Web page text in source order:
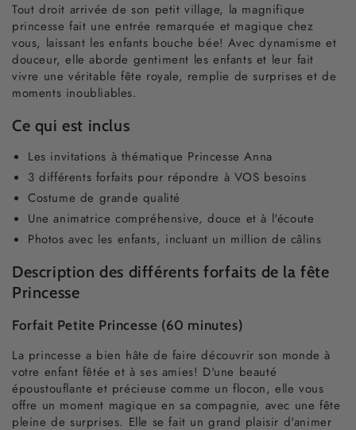
Tout droit arrivée de son petit village, la magnifique
princesse fait une entrée remarquée et magique chez
vous, laissant les enfants bouche bée! Avec dynamisme et
douceur, elle aborde gentiment les enfants et leur fait
vivre une véritable fête royale, remplie de surprises et de
moments inoubliables.
Ce qui est inclus
Les invitations à thématique Princesse Anna
3 différents forfaits pour répondre à VOS besoins
Costume de grande qualité
Une animatrice compréhensive, douce et à l'écoute
Photos avec les enfants, incluant un million de câlins
Description des différents forfaits de la fête
Princesse
Forfait Petite Princesse (60 minutes)
La princesse a bien hâte de faire découvrir son monde à
votre enfant fêtée et à ses amies! D'une beauté
époustouflante et précieuse comme un flocon, elle vous
offre un moment magique en sa compagnie, avec une fête
pleine de surprises. Elle se fait un grand plaisir d'animer